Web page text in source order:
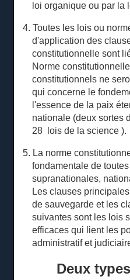
loi organique ou par la
4. Toutes les lois ou
d'application des
constitutionnelle sont
Norme
constitutionnels ne
qui concerne le
l'essence de la paix
nationale (deux sortes
28
lois de la science ).
5. La norme
fondamentale de
supranationales,
Les clauses
de sauvegarde et les
suivantes sont les lois
efficaces qui lient les
administratif et
Deux